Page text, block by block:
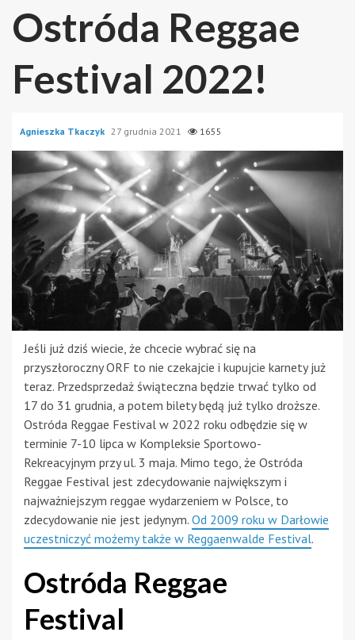
Ostróda Reggae
Festival 2022!
Agnieszka Tkaczyk 27 grudnia 2021 1655
Jeśli już dziś wiecie, że chcecie wybrać się na
przyszłoroczny ORF to nie czekajcie i kupujcie karnety już
teraz. Przedsprzedaż świąteczna będzie trwać tylko od
17 do 31 grudnia, a potem bilety będą już tylko droższe.
Ostróda Reggae Festival w 2022 roku odbędzie się w
terminie 7-10 lipca w Kompleksie Sportowo-
Rekreacyjnym przy ul. 3 maja. Mimo tego, że Ostróda
Reggae Festival jest zdecydowanie największym i
najważniejszym reggae wydarzeniem w Polsce, to
zdecydowanie nie jest jedynym. Od 2009 roku w Darłowie
uczestniczyć możemy także w Reggaenwalde Festival.
Ostróda Reggae
Festival